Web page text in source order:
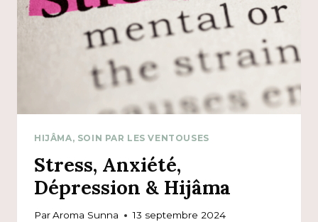
HIJÂMA, SOIN PAR LES VENTOUSES
Stress, Anxiété,
Dépression & Hijâma
ParAroma Sunna 13 septembre 2024